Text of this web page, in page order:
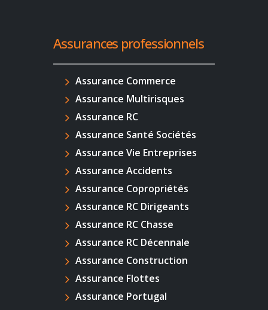
Assurances professionnels
Assurance Commerce
Assurance Multirisques
Assurance RC
Assurance Santé Sociétés
Assurance Vie Entreprises
Assurance Accidents
Assurance Copropriétés
Assurance RC Dirigeants
Assurance RC Chasse
Assurance RC Décennale
Assurance Construction
Assurance Flottes
Assurance Portugal